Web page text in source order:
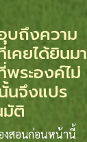
บถึงความ
คยได้ยินมา
พระองค์ไม่
นจึงแปร
มัติ
งสอนก่อนหน้านี้